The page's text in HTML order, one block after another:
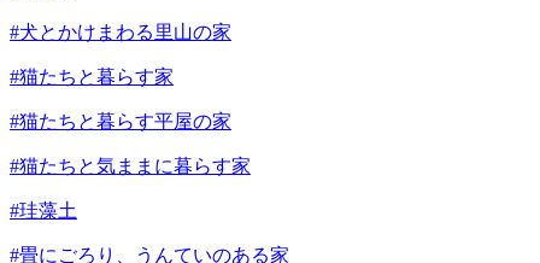
#犬とかけまわる里山の家
#猫たちと暮らす家
#猫たちと暮らす平屋の家
#猫たちと気ままに暮らす家
#珪藻土
#畳にごろり、うんていのある家